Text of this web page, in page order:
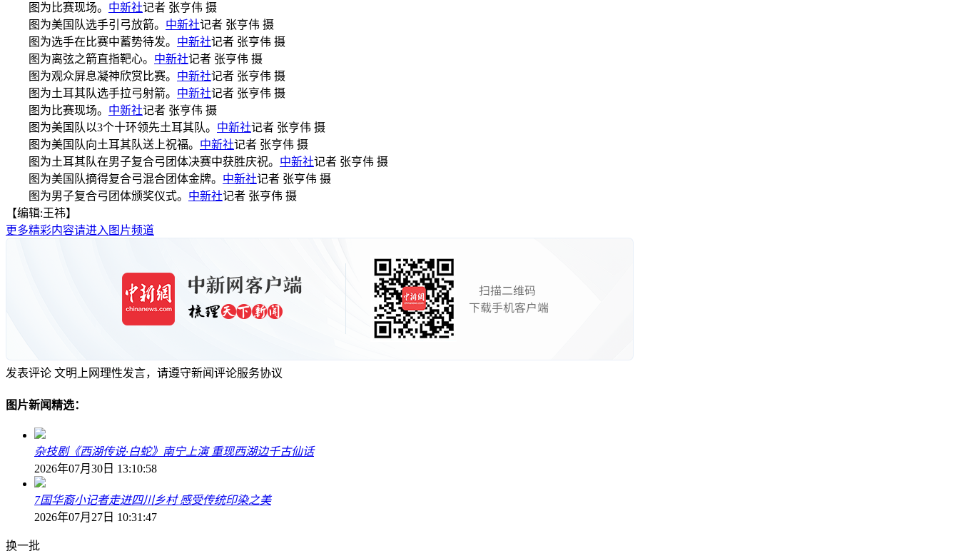
图为比赛现场。 中新社记者 张亨伟 摄
图为美国队选手引弓放箭。 中新社记者 张亨伟 摄
图为选手在比赛中蓄势待发。 中新社记者 张亨伟 摄
图为离弦之箭直指靶心。 中新社记者 张亨伟 摄
图为观众屏息凝神欣赏比赛。 中新社记者 张亨伟 摄
图为土耳其队选手拉弓射箭。 中新社记者 张亨伟 摄
图为比赛现场。 中新社记者 张亨伟 摄
图为美国队以3个十环领先土耳其队。 中新社记者 张亨伟 摄
图为美国队向土耳其队送上祝福。 中新社记者 张亨伟 摄
图为土耳其队在男子复合弓团体决赛中获胜庆祝。 中新社记者 张亨伟 摄
图为美国队摘得复合弓混合团体金牌。 中新社记者 张亨伟 摄
图为男子复合弓团体颁奖仪式。 中新社记者 张亨伟 摄
【编辑:王祎】
更多精彩内容请进入图片频道
发表评论 文明上网理性发言，请遵守新闻评论服务协议
图片新闻精选：
杂技剧《西湖传说·白蛇》南宁上演 重现西湖边千古仙话
2026年07月30日 13:10:58
7国华裔小记者走进四川乡村 感受传统印染之美
2026年07月27日 10:31:47
换一批